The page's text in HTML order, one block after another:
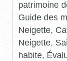
patrimoine
Guide des
Neigette,
Neigette,
habite,